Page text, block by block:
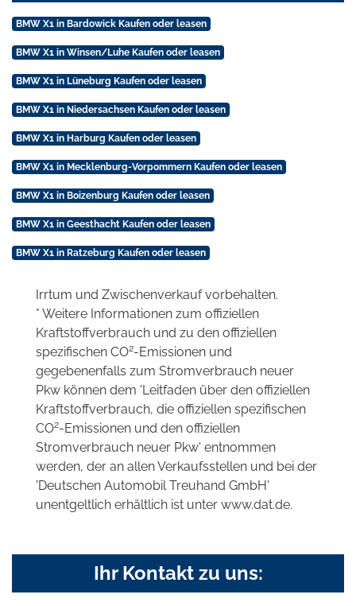
BMW X1 in Bardowick Kaufen oder leasen
BMW X1 in Winsen/Luhe Kaufen oder leasen
BMW X1 in Lüneburg Kaufen oder leasen
BMW X1 in Niedersachsen Kaufen oder leasen
BMW X1 in Harburg Kaufen oder leasen
BMW X1 in Mecklenburg-Vorpommern Kaufen oder leasen
BMW X1 in Boizenburg Kaufen oder leasen
BMW X1 in Geesthacht Kaufen oder leasen
BMW X1 in Ratzeburg Kaufen oder leasen
Irrtum und Zwischenverkauf vorbehalten.
* Weitere Informationen zum offiziellen
Kraftstoffverbrauch und zu den offiziellen
spezifischen CO2-Emissionen und
gegebenenfalls zum Stromverbrauch neuer
Pkw können dem 'Leitfaden über den offiziellen
Kraftstoffverbrauch, die offiziellen spezifischen
CO2-Emissionen und den offiziellen
Stromverbrauch neuer Pkw' entnommen
werden, der an allen Verkaufsstellen und bei der
'Deutschen Automobil Treuhand GmbH'
unentgeltlich erhältlich ist unter www.dat.de.
Ihr Kontakt zu uns: